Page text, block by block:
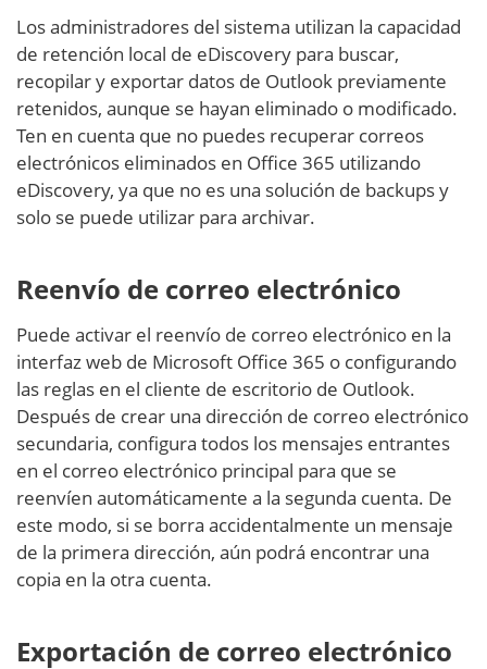
Los administradores del sistema utilizan la capacidad
de retención local de eDiscovery para buscar,
recopilar y exportar datos de Outlook previamente
retenidos, aunque se hayan eliminado o modificado.
Ten en cuenta que no puedes recuperar correos
electrónicos eliminados en Office 365 utilizando
eDiscovery, ya que no es una solución de backups y
solo se puede utilizar para archivar.
Reenvío de correo electrónico
Puede activar el reenvío de correo electrónico en la
interfaz web de Microsoft Office 365 o configurando
las reglas en el cliente de escritorio de Outlook.
Después de crear una dirección de correo electrónico
secundaria, configura todos los mensajes entrantes
en el correo electrónico principal para que se
reenvíen automáticamente a la segunda cuenta. De
este modo, si se borra accidentalmente un mensaje
de la primera dirección, aún podrá encontrar una
copia en la otra cuenta.
Exportación de correo electrónico